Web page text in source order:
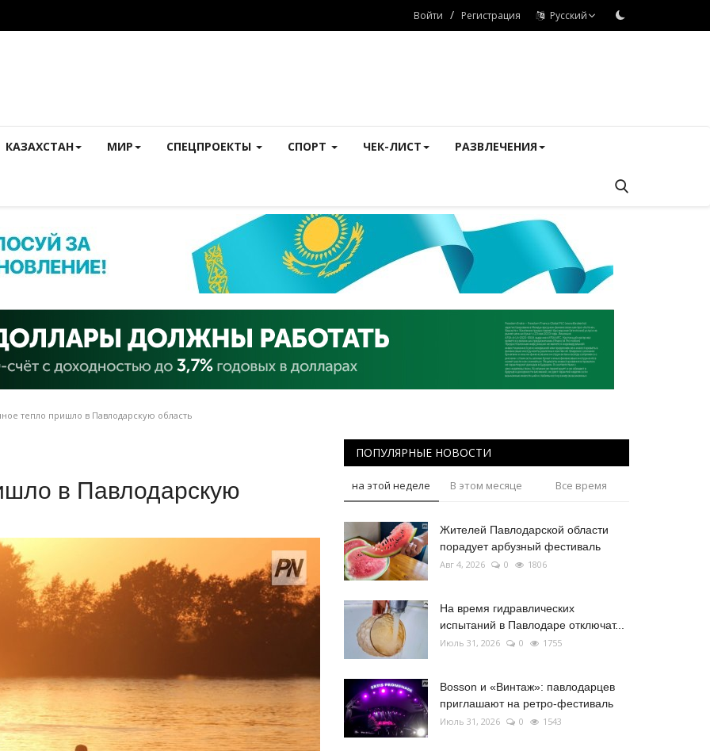
Войти / Регистрация Русский
КАЗАХСТАН МИР СПЕЦПРОЕКТЫ СПОРТ ЧЕК-ЛИСТ РАЗВЛЕЧЕНИЯ
тепло пришло в Павлодарскую область
в Павлодарскую
ПОПУЛЯРНЫЕ НОВОСТИ
на этой неделе В этом месяце Все время
Жителей Павлодарской области
порадует арбузный фестиваль
Авг 4, 2026 0 1806
На время гидравлических
испытаний в Павлодаре отключат...
Июль 31, 2026 0 1755
Bosson и «Винтаж»: павлодарцев
приглашают на ретро-фестиваль
Июль 31, 2026 0 1543